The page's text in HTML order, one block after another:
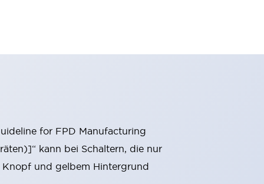
for FPD Manufacturing
kann bei Schaltern, die nur
und gelbem Hintergrund